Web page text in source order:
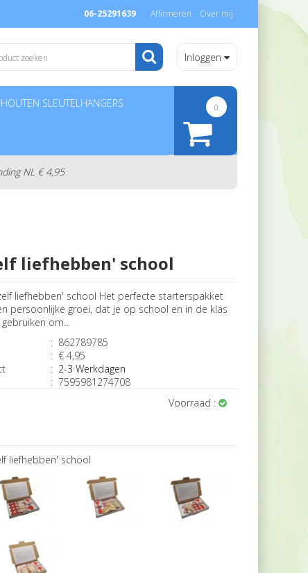
06-25291639 Affirmeren Over mij
Inloggen
HOUTEN SLEUTELHANGERS
NL € 4,95
0
liefhebben' school
liefhebben' school Het perfecte starterspakket
persoonlijke groei, dat je op school en in de klas
om...
: 862789785
: € 4,95
: 2-3 Werkdagen
: 7595981274708
Voorraad :
liefhebben' school